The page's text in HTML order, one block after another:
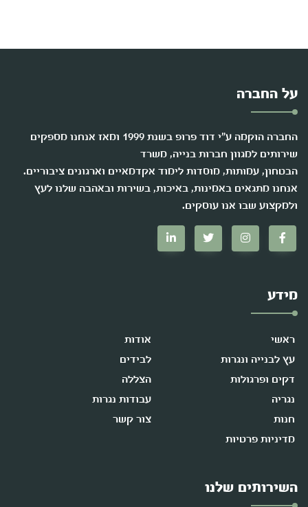
על החברה
החברה הוקמה ע"י דוד פרופ בשנת 1999 ומאז אנחנו מספקים
שירותים למגוון חברות בנייה, משרד
הבטחון, עמותות, מוסדות לימוד אקדמאיים וארגונים ציבוריים.
אנחנו מתגאים באמינות, באיכות, בשירות ובאהבה שלנו לעץ
ולמקצוע שבו אנו עוסקים.
מידע
ראשי
אודות
עץ לבנייה ונגרות
לבידים
דקים ופרגולות
הצללה
נגריה
עבודות נגרות
חנות
צור קשר
מדיניות פרטיות
השירותים שלנו